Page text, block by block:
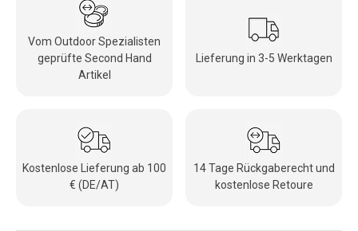
Vom Outdoor Spezialisten
geprüfte Second Hand
Artikel
Lieferung in 3-5 Werktagen
Kostenlose Lieferung ab 100
€ (DE/AT)
14 Tage Rückgaberecht und
kostenlose Retoure